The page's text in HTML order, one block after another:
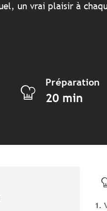
un vrai plaisir à
Préparation
20 min